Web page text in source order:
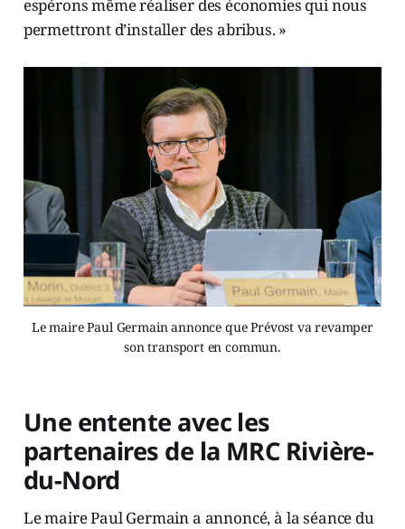
espérons même réaliser des économies qui nous
permettront d’installer des abribus. »
Le maire Paul Germain annonce que Prévost va revamper
son transport en commun.
Une entente avec les
partenaires de la MRC Rivière-
du-Nord
Le maire Paul Germain a annoncé, à la séance du